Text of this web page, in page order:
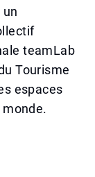
teamLab
Tourisme
espaces